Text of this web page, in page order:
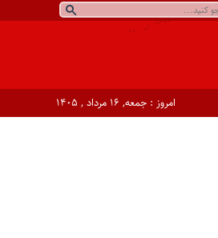
امروز : جمعه, ۱۶ مرداد , ۱۴۰۵